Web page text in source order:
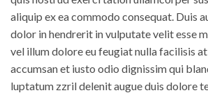
aliquip ex ea commodo consequat. Duis
dolor in hendrerit in vulputate velit esse
vel illum dolore eu feugiat nulla facilisis
accumsan et iusto odio dignissim qui
luptatum zzril delenit augue duis dolore